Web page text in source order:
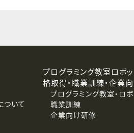
および第三者への提供停止）
ついて
プログラミング教室ロボ
格取得・職業訓練・企業
プログラミング教室・ロ
職業訓練
企業向け研修